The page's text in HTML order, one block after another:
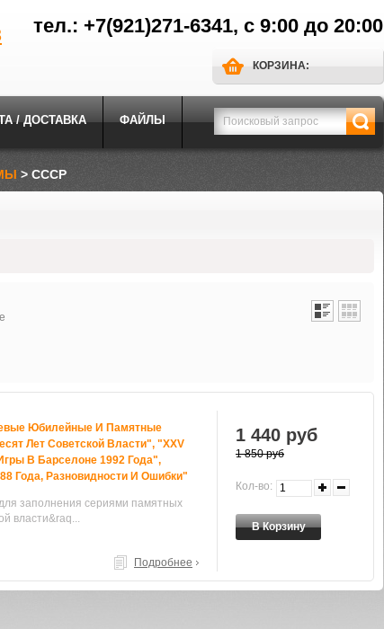
тел.: +7(921)271-6341, с 9:00 до 20:00
КОРЗИНА:
/ ДОСТАВКА ФАЙЛЫ
> СССР
Юбилейные И Памятные
Лет Советской Власти", "XXV
В Барселоне 1992 Года",
Года, Разновидности И Ошибки"
заполнения сериями памятных
власти&raq...
Подробнее
1 440 руб
1 850 руб
Кол-во: